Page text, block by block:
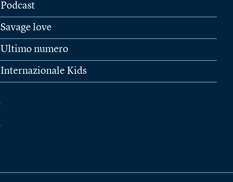
Podcast
Savage love
Ultimo numero
Internazionale Kids